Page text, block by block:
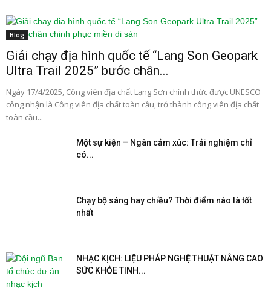
Blog
Giải chạy địa hình quốc tế “Lang Son Geopark
Ultra Trail 2025” bước chân...
Ngày 17/4/2025, Công viên địa chất Lạng Sơn chính thức được UNESCO
công nhận là Công viên địa chất toàn cầu, trở thành công viên địa chất
toàn cầu...
Một sự kiện – Ngàn cảm xúc: Trải nghiệm chỉ
có...
Chạy bộ sáng hay chiều? Thời điểm nào là tốt
nhất
NHẠC KỊCH: LIỆU PHÁP NGHỆ THUẬT NÂNG CAO
SỨC KHỎE TINH...